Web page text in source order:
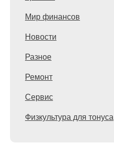
Мир финансов
Новости
Разное
Ремонт
Сервис
Физкультура для тонуса